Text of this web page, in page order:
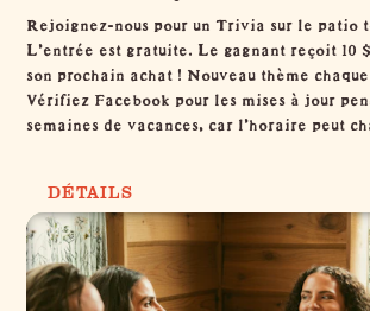
Rejoignez-nous pour un Trivia sur le patio
L'entrée est gratuite. Le gagnant reçoit 10
son prochain achat ! Nouveau thème
Vérifiez Facebook pour les mises à jour
semaines de vacances, car l'horaire peut
DÉTAILS